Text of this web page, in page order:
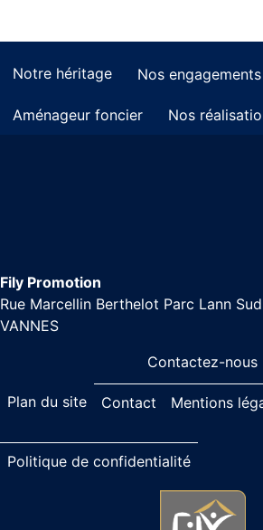
Notre héritage Nos engagements
Aménageur foncier Nos
Fily Promotion
Rue Marcellin Berthelot Parc Lann
VANNES
Contactez-nous
Plan du site Contact Mentions
Politique de confidentialité